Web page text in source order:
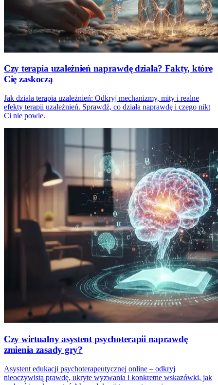
Czy terapia uzależnień naprawdę działa? Fakty, które
Cię zaskoczą
Jak działa terapia uzależnień: Odkryj mechanizmy, mity i realne
efekty terapii uzależnień. Sprawdź, co działa naprawdę i czego nikt
Ci nie powie.
Czy wirtualny asystent psychoterapii naprawdę
zmienia zasady gry?
Asystent edukacji psychoterapeutycznej online – odkryj
nieoczywistą prawdę, ukryte wyzwania i konkretne wskazówki, jak